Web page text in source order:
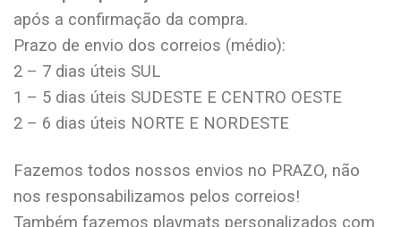
após a confirmação da compra.
Prazo de envio dos correios (médio):
2 – 7 dias úteis SUL
1 – 5 dias úteis SUDESTE E CENTRO OESTE
2 – 6 dias úteis NORTE E NORDESTE
Fazemos todos nossos envios no PRAZO, não
nos responsabilizamos pelos correios!
Também fazemos playmats personalizados com